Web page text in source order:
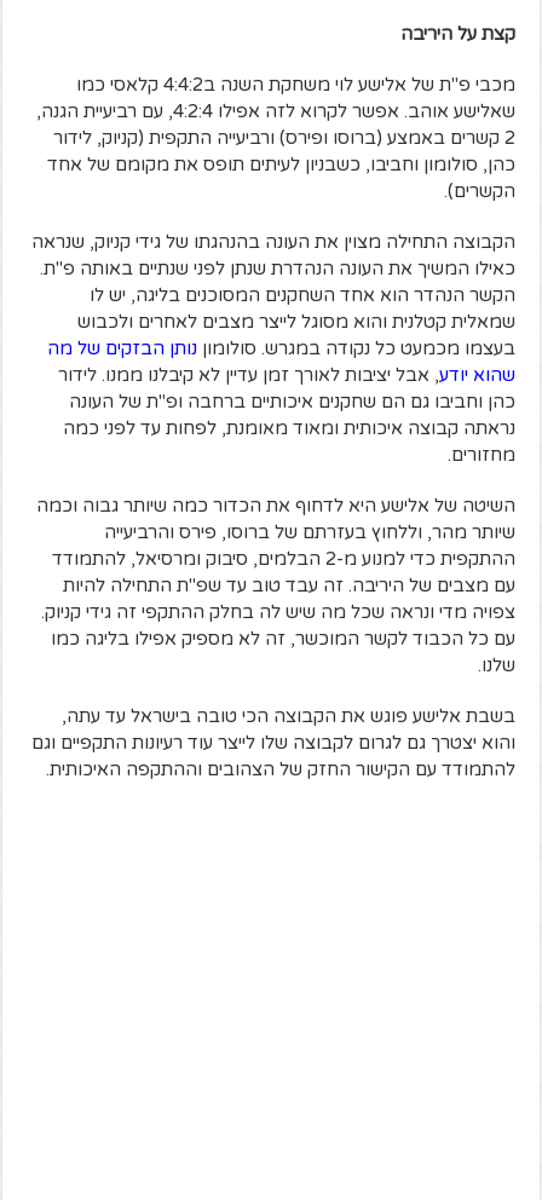
קצת על היריבה
מכבי פ"ת של אלישע לוי משחקת השנה ב4:4:2 קלאסי כמו
שאלישע אוהב. אפשר לקרוא לזה אפילו 4:2:4, עם רביעיית הגנה,
2 קשרים באמצע (ברוסו ופירס) ורביעייה התקפית (קניוק, לידור
כהן, סולומון וחביבו, כשבניון לעיתים תופס את מקומם של אחד
הקשרים).
הקבוצה התחילה מצוין את העונה בהנהגתו של גידי קניוק, שנראה
כאילו המשיך את העונה הנהדרת שנתן לפני שנתיים באותה פ"ת.
הקשר הנהדר הוא אחד השחקנים המסוכנים בליגה, יש לו
שמאלית קטלנית והוא מסוגל לייצר מצבים לאחרים ולכבוש
בעצמו מכמעט כל נקודה במגרש. סולומוןנותן הבזקים של מה
שהוא יודע, אבל יציבות לאורך זמן עדיין לא קיבלנו ממנו. לידור
כהן וחביבו גם הם שחקנים איכותיים ברחבה ופ"ת של העונה
נראתה קבוצה איכותית ומאוד מאומנת, לפחות עד לפני כמה
מחזורים.
השיטה של אלישע היא לדחוף את הכדור כמה שיותר גבוה וכמה
שיותר מהר, וללחוץ בעזרתם של ברוסו, פירס והרביעייה
ההתקפית כדי למנוע מ-2 הבלמים, סיבוק ומרסיאל, להתמודד
עם מצבים של היריבה. זה עבד טוב עד שפ"ת התחילה להיות
צפויה מדי ונראה שכל מה שיש לה בחלק ההתקפי זה גידי קניוק.
עם כל הכבוד לקשר המוכשר, זה לא מספיק אפילו בליגה כמו
שלנו.
בשבת אלישע פוגש את הקבוצה הכי טובה בישראל עד עתה,
והוא יצטרך גם לגרום לקבוצה שלו לייצר עוד רעיונות התקפיים וגם
להתמודד עם הקישור החזק של הצהובים וההתקפה האיכותית.